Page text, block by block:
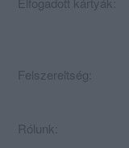
Felszereltség:
Rólunk: